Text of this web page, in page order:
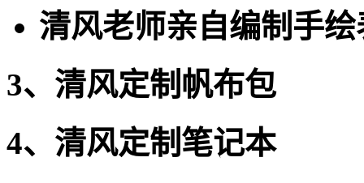
清风老师亲自编制手
3、清风定制帆布包
4、清风定制笔记本